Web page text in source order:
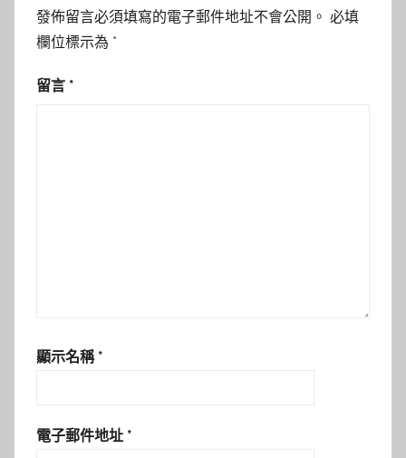
發佈留言必須填寫的電子郵件地址不會公開。 必填
欄位標示為 *
留言 *
顯示名稱 *
電子郵件地址 *